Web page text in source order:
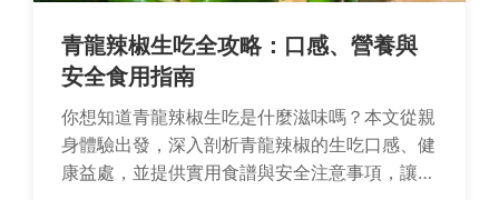
青龍辣椒生吃全攻略：口感、營養與
安全食用指南
你想知道青龍辣椒生吃是什麼滋味嗎？本文從親
身體驗出發，深入剖析青龍辣椒的生吃口感、健
康益處，並提供實用食譜與安全注意事項，讓你